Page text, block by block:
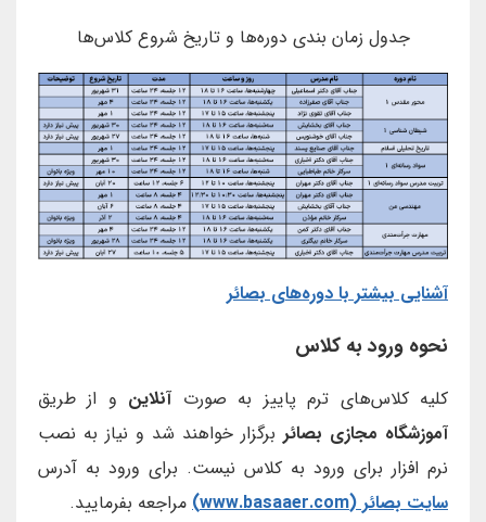
جدول زمان بندی دوره‌ها و تاریخ شروع کلاس‌ها
آشنایی بیشتر با دوره‌های بصائر
نحوه ورود به کلاس
کلیه کلاس‌های ترم پاییز به صورتآنلاین و از طریق
آموزشگاه مجازی بصائر برگزار خواهند شد و نیاز به نصب
نرم افزار برای ورود به کلاس نیست. برای ورود به آدرس
سایت بصائر (www.basaaer.com)
مراجعه بفرمایید.